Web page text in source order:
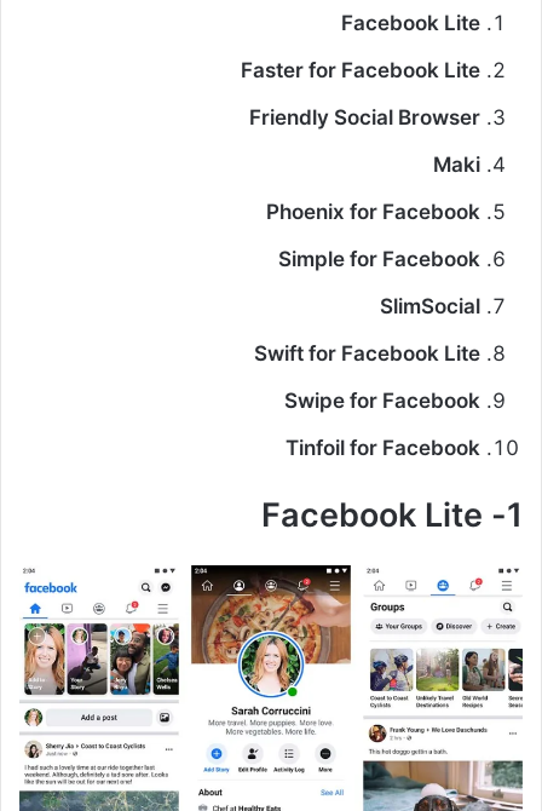
Facebook Lite
Faster for Facebook Lite
Friendly Social Browser
Maki
Phoenix for Facebook
Simple for Facebook
SlimSocial
Swift for Facebook Lite
Swipe for Facebook
Tinfoil for Facebook
1- Facebook Lite